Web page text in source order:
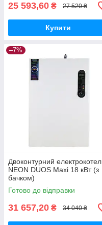
25 593,60 ₴ 27 520 ₴
Купити
–7%
Двоконтурний електрокотел
NEON DUOS Maxi 18 кВт (з
бачком)
Готово до відправки
31 657,20 ₴ 34 040 ₴